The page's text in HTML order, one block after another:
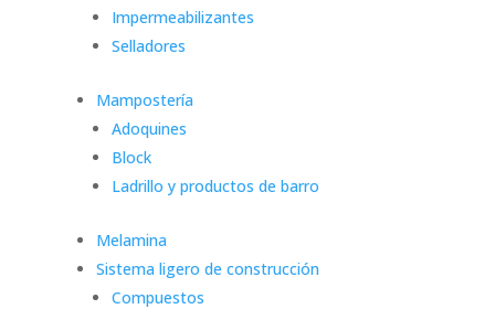
Impermeabilizantes
Selladores
Mampostería
Adoquines
Block
Ladrillo y productos de barro
Melamina
Sistema ligero de construcción
Compuestos